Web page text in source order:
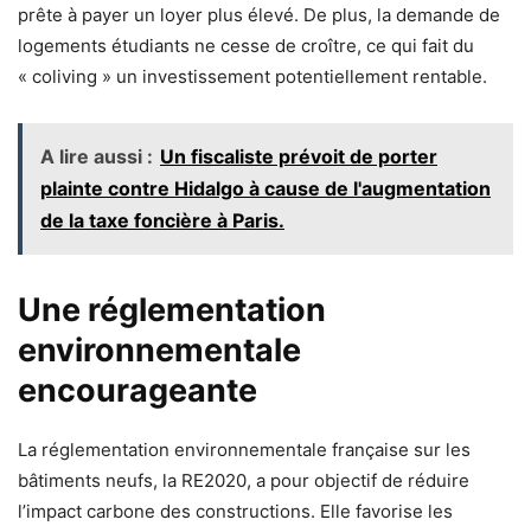
prête à payer un loyer plus élevé. De plus, la demande de
logements étudiants ne cesse de croître, ce qui fait du
« coliving » un investissement potentiellement rentable.
A lire aussi : Un fiscaliste prévoit de porter
plainte contre Hidalgo à cause de l'augmentation
de la taxe foncière à Paris.
Une réglementation
environnementale
encourageante
La réglementation environnementale française sur les
bâtiments neufs, la RE2020, a pour objectif de réduire
l’impact carbone des constructions. Elle favorise les